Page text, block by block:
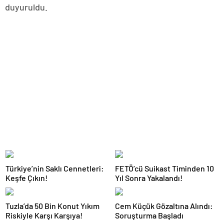
duyuruldu.
Türkiye’nin Saklı Cennetleri:
Keşfe Çıkın!
FETÖ’cü Suikast Timinden 10
Yıl Sonra Yakalandı!
Tuzla’da 50 Bin Konut Yıkım
Riskiyle Karşı Karşıya!
Cem Küçük Gözaltına Alındı:
Soruşturma Başladı